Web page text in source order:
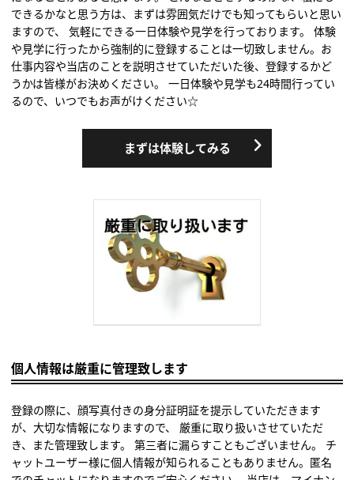
できるかなと思う方は、まずは雰囲気だけでも知ってもらいと思い
ますので、 気軽にできる一日体験や見学を行っております。 体験
や見学に行ったから強制的に登録することは一切致しません。お
仕事内容や当店のことを説明させていただいた後、登録するかど
うかは皆様がお決めください。 一日体験や見学も24時間行ってい
るので、いつでもお声がけください☆
まずは体験してみる
個人情報は厳重に管理致します
登録の際に、顔写真付きの身分証明証を提示していただきます
が、大切な情報になりますので、 厳重に取り扱いさせていただ
き、また管理致します。 第三者に漏らすこともございません。 チ
ャットユーザー様に個人情報が知られることもありません。匿名